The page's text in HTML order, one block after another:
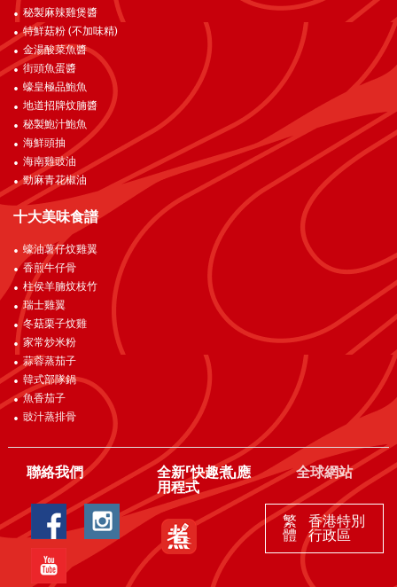
秘製麻辣雞煲醬
特鮮菇粉 (不加味精)
金湯酸菜魚醬
街頭魚蛋醬
蠔皇極品鮑魚
地道招牌炆腩醬
秘製鮑汁鮑魚
海鮮頭抽
海南雞豉油
勁麻青花椒油
十大美味食譜
蠔油薯仔炆雞翼
香煎牛仔骨
柱侯羊腩炆枝竹
瑞士雞翼
冬菇栗子炆雞
家常炒米粉
蒜蓉蒸茄子
韓式部隊鍋
魚香茄子
豉汁蒸排骨
聯絡我們
全新「快趣煮」應
用程式
全球網站
繁
體
香港特別
行政區